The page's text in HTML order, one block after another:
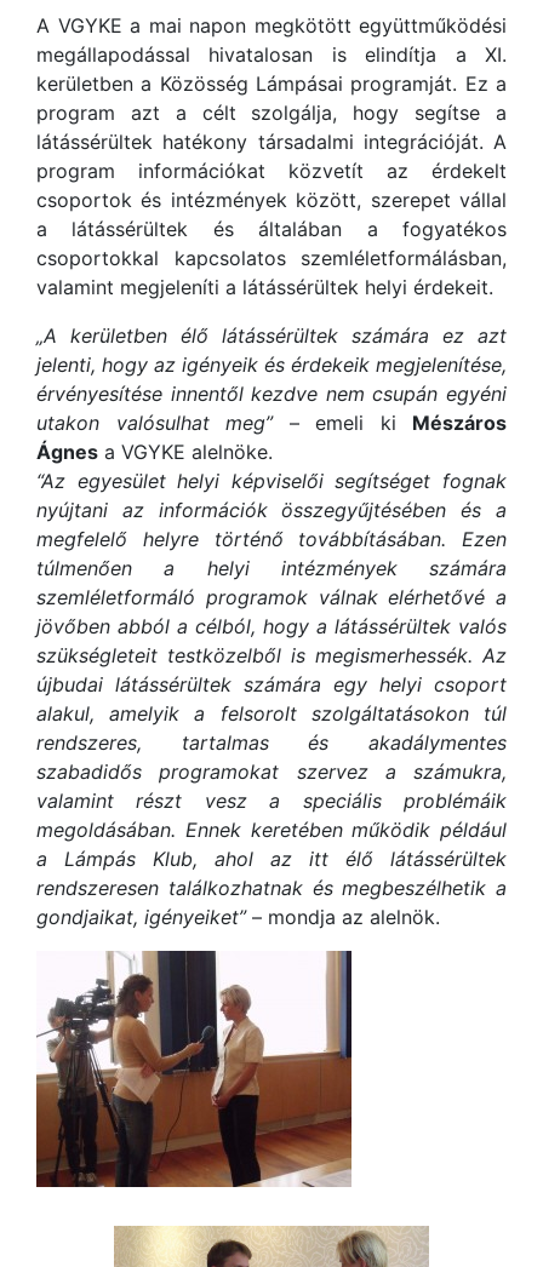
A VGYKE a mai napon megkötött együttműködési
megállapodással hivatalosan is elindítja a XI.
kerületben a Közösség Lámpásai programját. Ez a
program azt a célt szolgálja, hogy segítse a
látássérültek hatékony társadalmi integrációját. A
program információkat közvetít az érdekelt
csoportok és intézmények között, szerepet vállal
a látássérültek és általában a fogyatékos
csoportokkal kapcsolatos szemléletformálásban,
valamint megjeleníti a látássérültek helyi érdekeit.
„A kerületben élő látássérültek számára ez azt
jelenti, hogy az igényeik és érdekeik megjelenítése,
érvényesítése innentől kezdve nem csupán egyéni
utakon valósulhat meg”– emeli ki Mészáros
Ágnes a VGYKE alelnöke.
“Az egyesület helyi képviselői segítséget fognak
nyújtani az információk összegyűjtésében és a
megfelelő helyre történő továbbításában. Ezen
túlmenően a helyi intézmények számára
szemléletformáló programok válnak elérhetővé a
jövőben abból a célból, hogy a látássérültek valós
szükségleteit testközelből is megismerhessék. Az
újbudai látássérültek számára egy helyi csoport
alakul, amelyik a felsorolt szolgáltatásokon túl
rendszeres, tartalmas és akadálymentes
szabadidős programokat szervez a számukra,
valamint részt vesz a speciális problémáik
megoldásában. Ennek keretében működik például
a Lámpás Klub, ahol az itt élő látássérültek
rendszeresen találkozhatnak és megbeszélhetik a
gondjaikat, igényeiket”– mondja az alelnök.